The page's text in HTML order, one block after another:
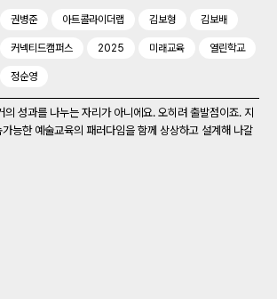
권병준 아트콜라이더랩 김보형 김보배
커넥티드캠퍼스 2025 미래교육 열린학교
정순영
의 성과를 나누는 자리가 아니에요. 오히려 출발점이죠. 지
능한 예술교육의 패러다임을 함께 상상하고 설계해 나갈